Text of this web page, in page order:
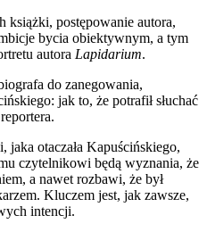
książki, postępowanie autora,
bycia obiektywnym, a tym
autora Lapidarium.
do zanegowania,
jak to, że potrafił słuchać
otaczała Kapuścińskiego,
czytelnikowi będą wyznania, że
a nawet rozbawi, że był
Kluczem jest, jak zawsze,
intencji.